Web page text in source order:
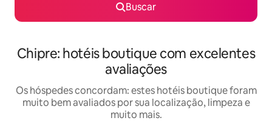
Buscar
Chipre: hotéis boutique com excelentes
avaliações
Os hóspedes concordam: estes hotéis boutique foram
muito bem avaliados por sua localização, limpeza e
muito mais.